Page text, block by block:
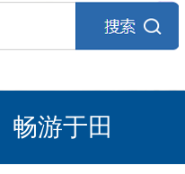
畅游于田